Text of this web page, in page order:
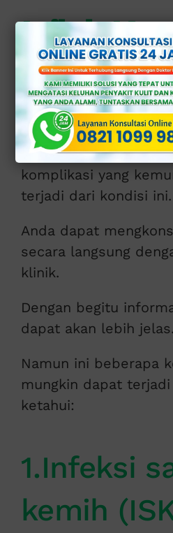
Inilah
Uretritis
Mungkin
Ketahui dengan pasti
komplikasi yang
terjadi dari kondisi ini.
Anda dapat
secara langsung
klinik.
Dengan begitu
dapat akan lebih jelas.
Namun ini beberapa
mungkin dapat
ketahui:
1.Infeksi
kemih